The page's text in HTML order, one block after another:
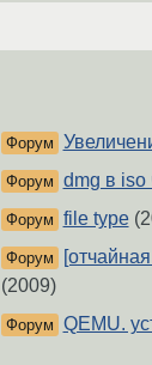
Форум
Форум dmg в iso
Форум file type
Форум
(2009)
Форум QEMU.